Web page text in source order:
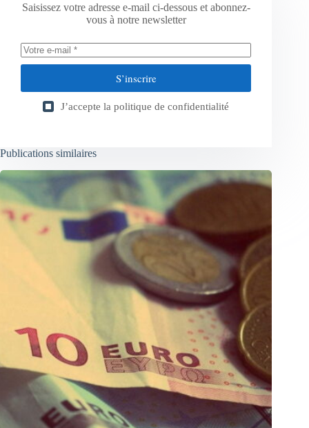
Saisissez votre adresse e-mail ci-dessous et abonnez-
vous à notre newsletter
S’inscrire
J’accepte la politique de confidentialité
Publications similaires